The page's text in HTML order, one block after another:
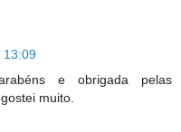
13:09
e obrigada pelas
muito.